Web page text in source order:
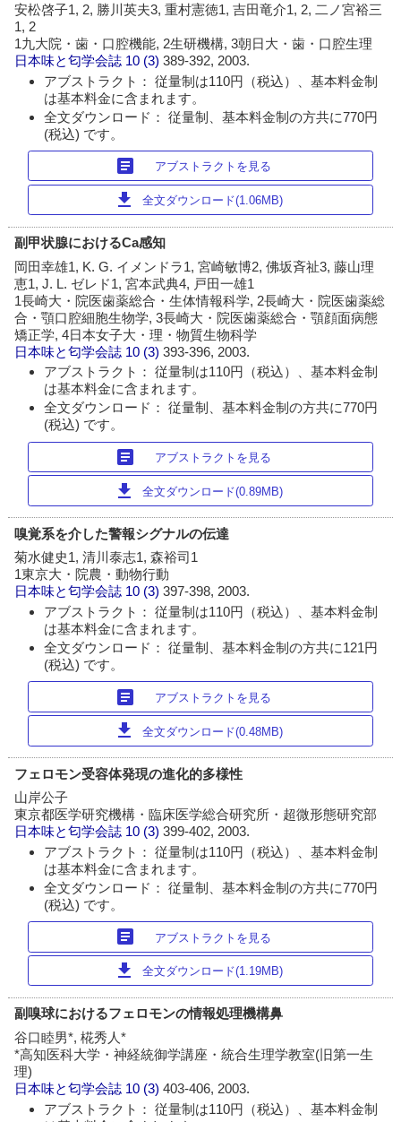
安松啓子1, 2, 勝川英夫3, 重村憲徳1, 吉田竜介1, 2, 二ノ宮裕三
1, 2
1九大院・歯・口腔機能, 2生研機構, 3朝日大・歯・口腔生理
日本味と匂学会誌 10 (3)389-392, 2003.
アブストラクト： 従量制は110円（税込）、基本料金制
は基本料金に含まれます。
全文ダウンロード： 従量制、基本料金制の方共に770円
(税込) です。
article アブストラクトを見る
download 全文ダウンロード(1.06MB)
副甲状腺におけるCa感知
岡田幸雄1, K. G. イメンドラ1, 宮崎敏博2, 佛坂斉祉3, 藤山理
恵1, J. L. ゼレド1, 宮本武典4, 戸田一雄1
1長崎大・院医歯薬総合・生体情報科学, 2長崎大・院医歯薬総
合・顎口腔細胞生物学, 3長崎大・院医歯薬総合・顎顔面病態
矯正学, 4日本女子大・理・物質生物科学
日本味と匂学会誌 10 (3)393-396, 2003.
アブストラクト： 従量制は110円（税込）、基本料金制
は基本料金に含まれます。
全文ダウンロード： 従量制、基本料金制の方共に770円
(税込) です。
article アブストラクトを見る
download 全文ダウンロード(0.89MB)
嗅覚系を介した警報シグナルの伝達
菊水健史1, 清川泰志1, 森裕司1
1東京大・院農・動物行動
日本味と匂学会誌 10 (3)397-398, 2003.
アブストラクト： 従量制は110円（税込）、基本料金制
は基本料金に含まれます。
全文ダウンロード： 従量制、基本料金制の方共に121円
(税込) です。
article アブストラクトを見る
download 全文ダウンロード(0.48MB)
フェロモン受容体発現の進化的多様性
山岸公子
東京都医学研究機構・臨床医学総合研究所・超微形態研究部
日本味と匂学会誌 10 (3)399-402, 2003.
アブストラクト： 従量制は110円（税込）、基本料金制
は基本料金に含まれます。
全文ダウンロード： 従量制、基本料金制の方共に770円
(税込) です。
article アブストラクトを見る
download 全文ダウンロード(1.19MB)
副嗅球におけるフェロモンの情報処理機構鼻
谷口睦男*, 椛秀人*
*高知医科大学・神経統御学講座・統合生理学教室(旧第一生
理)
日本味と匂学会誌 10 (3)403-406, 2003.
アブストラクト： 従量制は110円（税込）、基本料金制